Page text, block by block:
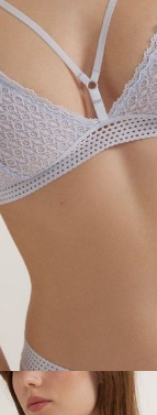
LBE 2980, р.170-
LBE 2980, р.170-